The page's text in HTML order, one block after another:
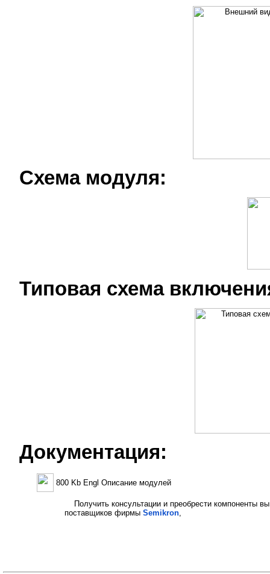
Схема модуля:
Типовая схема
Документация:
800 Kb Engl Описание модулей
Получить консультации и преобрести компоненты
поставщиков фирмы Semikron